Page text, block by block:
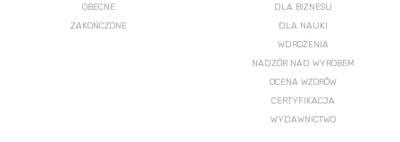
OBECNE
ZAKOŃCZONE
DLA BIZNESU
DLA NAUKI
WDROŻENIA
NADZÓR NAD WYROBEM
OCENA WZORÓW
CERTYFIKACJA
WYDAWNICTWO